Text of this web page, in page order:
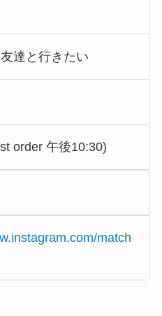
達と行きたい
order 午後10:30)
match